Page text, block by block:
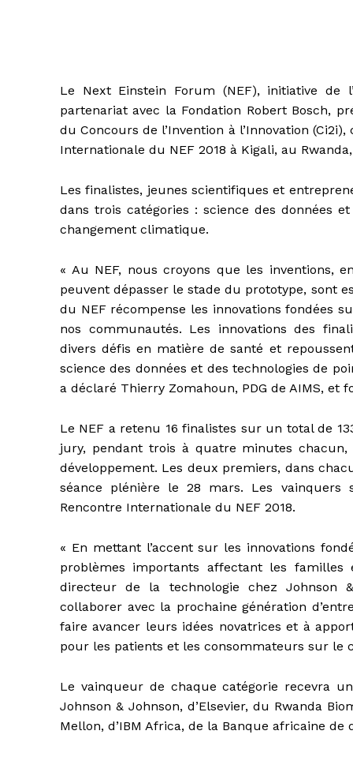
Le Next Einstein Forum (NEF), initiative de
partenariat avec la Fondation Robert Bosch,
du Concours de l’Invention à l’Innovation
Internationale du NEF 2018 à Kigali, au
Les finalistes, jeunes scientifiques et
dans trois catégories : science des données
changement climatique.
« Au NEF, nous croyons que les inventions,
peuvent dépasser le stade du prototype, sont
du NEF récompense les innovations fondées
nos communautés. Les innovations des
divers défis en matière de santé et
science des données et des technologies de
a déclaré Thierry Zomahoun, PDG de AIMS,
Le NEF a retenu 16 finalistes sur un total de
jury, pendant trois à quatre minutes
développement. Les deux premiers, dans
séance plénière le 28 mars. Les
Rencontre Internationale du NEF 2018.
« En mettant l’accent sur les innovations
problèmes importants affectant les
directeur de la technologie chez Johnson
collaborer avec la prochaine génération
faire avancer leurs idées novatrices et à
pour les patients et les consommateurs sur le
Le vainqueur de chaque catégorie recevra
Johnson & Johnson, d’Elsevier, du Rwanda
Mellon, d’IBM Africa, de la Banque africaine